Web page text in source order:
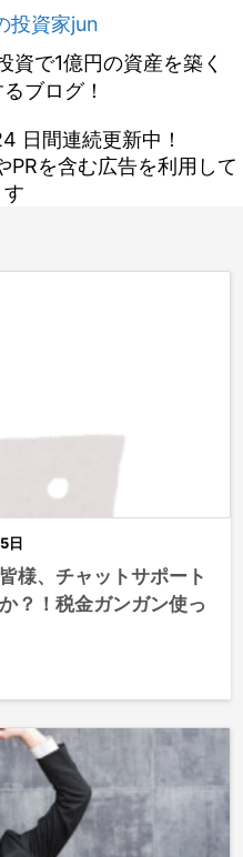
投資家jun
資で1億円の資産を築く
ブログ！
日間連続更新中！
PRを含む広告を利用して
す
日
様、チャットサポート
？！税金ガンガン使っ